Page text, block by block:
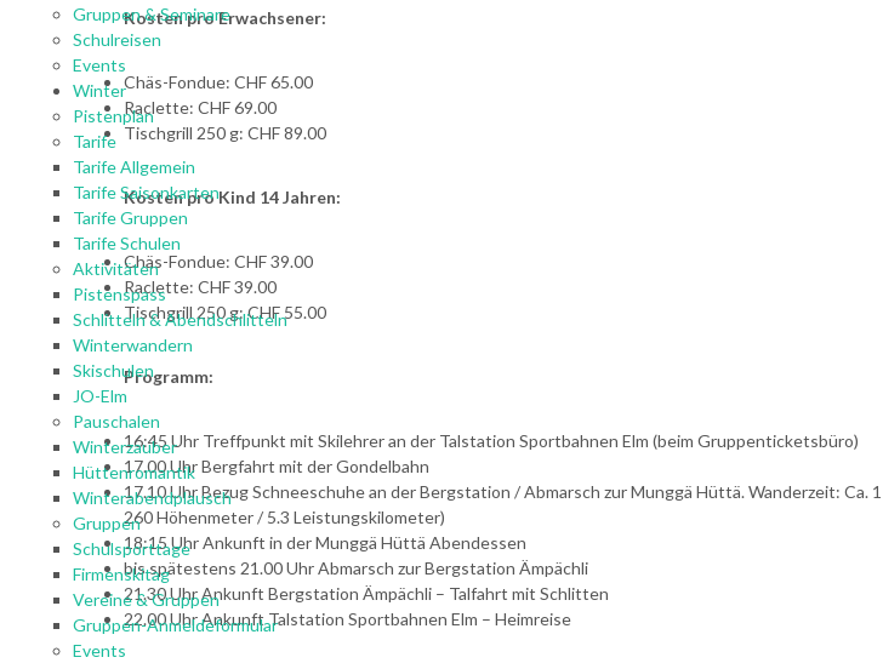
Gruppen & Seminare
Schulreisen
Events
Winter
Pistenplan
Tarife
Tarife Allgemein
Tarife Saisonkarten
Tarife Gruppen
Tarife Schulen
Aktivitäten
Pistenspass
Schlitteln & Abendschlitteln
Winterwandern
Skischulen
JO-Elm
Pauschalen
Winterzauber
Hüttenromantik
Winterabendplausch
Gruppen
Schulsporttage
Firmenskitag
Vereine & Gruppen
Gruppen-Anmeldeformular
Events
Kosten pro Erwachsener:
Chäs-Fondue: CHF 65.00
Raclette: CHF 69.00
Tischgrill 250 g: CHF 89.00
Kosten pro Kind 14 Jahren:
Chäs-Fondue: CHF 39.00
Raclette: CHF 39.00
Tischgrill 250 g: CHF 55.00
Programm:
16:45 Uhr Treffpunkt mit Skilehrer an der Talstation Sportbahnen Elm (beim Gruppenticketsbüro)
17.00 Uhr Bergfahrt mit der Gondelbahn
17.10 Uhr Bezug Schneeschuhe an der Bergstation / Abmarsch zur Munggä Hüttä. Wanderzeit: Ca.
260 Höhenmeter / 5.3 Leistungskilometer)
18:15 Uhr Ankunft in der Munggä Hüttä Abendessen
bis spätestens 21.00 Uhr Abmarsch zur Bergstation Ämpächli
21.30 Uhr Ankunft Bergstation Ämpächli – Talfahrt mit Schlitten
22.00 Uhr Ankunft Talstation Sportbahnen Elm – Heimreise